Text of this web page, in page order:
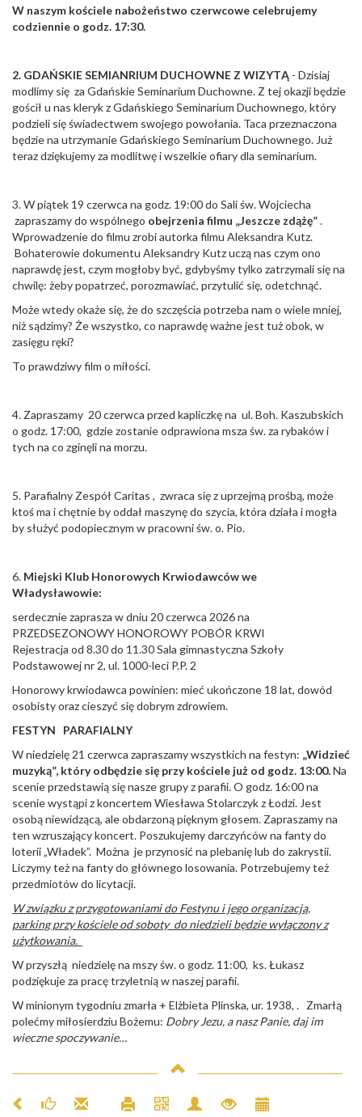
W naszym kościele nabożeństwo czerwcowe celebrujemy
codziennie o godz. 17:30.
2. GDAŃSKIE SEMIANRIUM DUCHOWNE Z WIZYTĄ - Dzisiaj
modlimy się za Gdańskie Seminarium Duchowne. Z tej okazji będzie
gościł u nas kleryk z Gdańskiego Seminarium Duchownego, który
podzieli się świadectwem swojego powołania. Taca przeznaczona
będzie na utrzymanie Gdańskiego Seminarium Duchownego. Już
teraz dziękujemy za modlitwę i wszelkie ofiary dla seminarium.
3. W piątek 19 czerwca na godz. 19:00 do Sali św. Wojciecha
zapraszamy do wspólnego obejrzenia filmu „Jeszcze zdążę”.
Wprowadzenie do filmu zrobi autorka filmu Aleksandra Kutz.
Bohaterowie dokumentu Aleksandry Kutz uczą nas czym ono
naprawdę jest, czym mogłoby być, gdybyśmy tylko zatrzymali się na
chwilę: żeby popatrzeć, porozmawiać, przytulić się, odetchnąć.
Może wtedy okaże się, że do szczęścia potrzeba nam o wiele mniej,
niż sądzimy? Że wszystko, co naprawdę ważne jest tuż obok, w
zasięgu ręki?
To prawdziwy film o miłości.
4. Zapraszamy 20 czerwca przed kapliczkę na ul. Boh. Kaszubskich
o godz. 17:00, gdzie zostanie odprawiona msza św. za rybaków i
tych na co zginęli na morzu.
5. Parafialny Zespół Caritas , zwraca się z uprzejmą prośbą, może
ktoś ma i chętnie by oddał maszynę do szycia, która działa i mogła
by służyć podopiecznym w pracowni św. o. Pio.
6. Miejski Klub Honorowych Krwiodawców we
Władysławowie:
serdecznie zaprasza w dniu 20 czerwca 2026 na
PRZEDSEZONOWY HONOROWY POBÓR KRWI
Rejestracja od 8.30 do 11.30 Sala gimnastyczna Szkoły
Podstawowej nr 2, ul. 1000-leci P.P. 2
Honorowy krwiodawca powinien: mieć ukończone 18 lat, dowód
osobisty oraz cieszyć się dobrym zdrowiem.
FESTYN PARAFIALNY
W niedzielę 21 czerwca zapraszamy wszystkich na festyn: „Widzieć
muzyką”, który odbędzie się przy kościele już od godz. 13:00.Na
scenie przedstawią się nasze grupy z parafii. O godz. 16:00 na
scenie wystąpi z koncertem Wiesława Stolarczyk z Łodzi. Jest
osobą niewidzącą, ale obdarzoną pięknym głosem. Zapraszamy na
ten wzruszający koncert. Poszukujemy darczyńców na fanty do
loterii „Władek”. Można je przynosić na plebanię lub do zakrystii.
Liczymy też na fanty do głównego losowania. Potrzebujemy też
przedmiotów do licytacji.
W związku z przygotowaniami do Festynu i jego organizacją,
parking przy kościele od soboty do niedzieli będzie wyłączony z
użytkowania.
W przyszłą niedzielę na mszy św. o godz. 11:00, ks. Łukasz
podziękuje za pracę trzyletnią w naszej parafii.
W minionym tygodniu zmarła + Elżbieta Plinska, ur. 1938, . Zmarłą
polećmy miłosierdziu Bożemu: Dobry Jezu, a nasz Panie, daj im
wieczne spoczywanie…